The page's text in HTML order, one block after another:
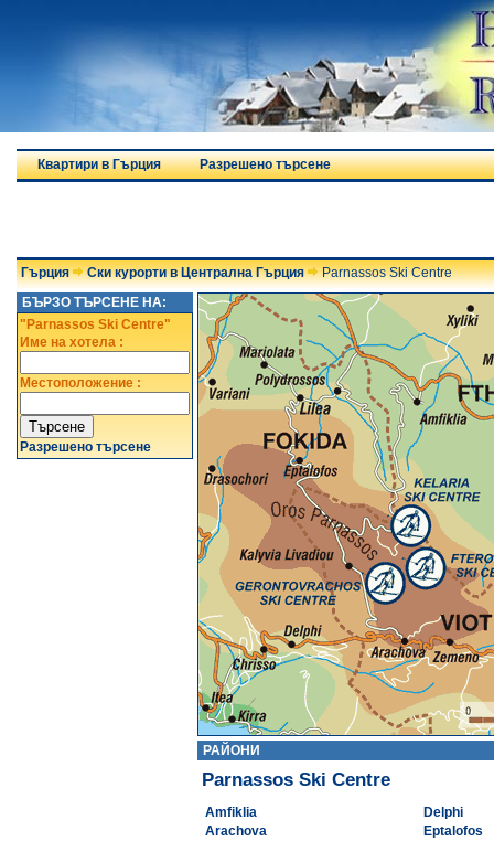
Квартири в Гърция Разрешено търсене
Гърция Ски курорти в Централна Гърция
Parnassos Ski Centre
БЪРЗО ТЪРСЕНЕ НА:
"Parnassos Ski Centre"
Име на хотела :
Местоположение :
Разрешено търсене
РАЙОНИ
Parnassos Ski Centre
Amfiklia
Arachova
Delphi
Eptalofos